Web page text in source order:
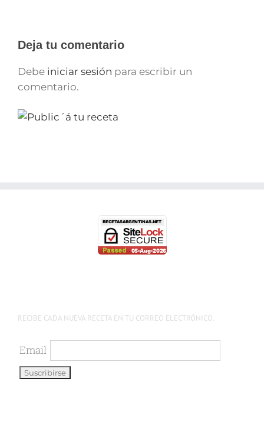
Deja tu comentario
Debe iniciar sesión para escribir un
comentario.
RECIBE CADA NUEVA RECETA EN TU CORREO ELECTRÓNICO.
Email